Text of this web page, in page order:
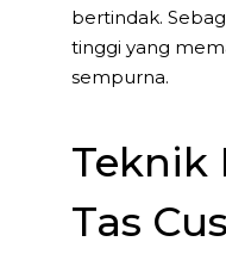
bertindak.
tinggi yang
sempurna.
Teknik
Tas